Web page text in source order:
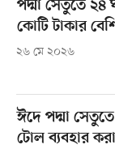
পদ্মা সেতুতে ২৪
কোটি টাকার
২৬ মে ২০২৬
ঈদে পদ্মা সেতুতে
টোল ব্যবহার